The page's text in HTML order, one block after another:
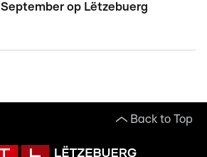
September op Lëtzebuerg
Back to Top